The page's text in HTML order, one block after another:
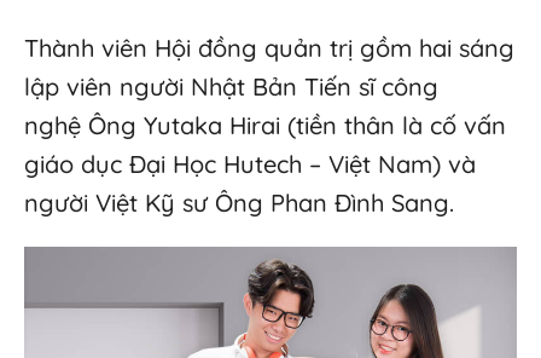
Thành viên Hội đồng quản trị gồm hai sáng
lập viên người Nhật Bản Tiến sĩ công
nghệ Ông Yutaka Hirai (tiền thân là cố vấn
giáo dục Đại Học Hutech – Việt Nam) và
người Việt Kỹ sư Ông Phan Đình Sang.